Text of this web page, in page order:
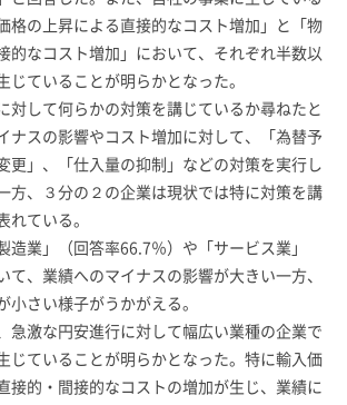
格の上昇による直接的なコスト増加」と「物
的なコスト増加」において、それぞれ半数以
じていることが明らかとなった。
して何らかの対策を講じているか尋ねたと
ナスの影響やコスト増加に対して、「為替予
更」、「仕入量の抑制」などの対策を実行し
方、３分の２の企業は現状では特に対策を講
れている。
業」（回答率66.7％）や「サービス業」
て、業績へのマイナスの影響が大きい一方、
小さい様子がうかがえる。
急激な円安進行に対して幅広い業種の企業で
じていることが明らかとなった。特に輸入価
接的・間接的なコストの増加が生じ、業績に